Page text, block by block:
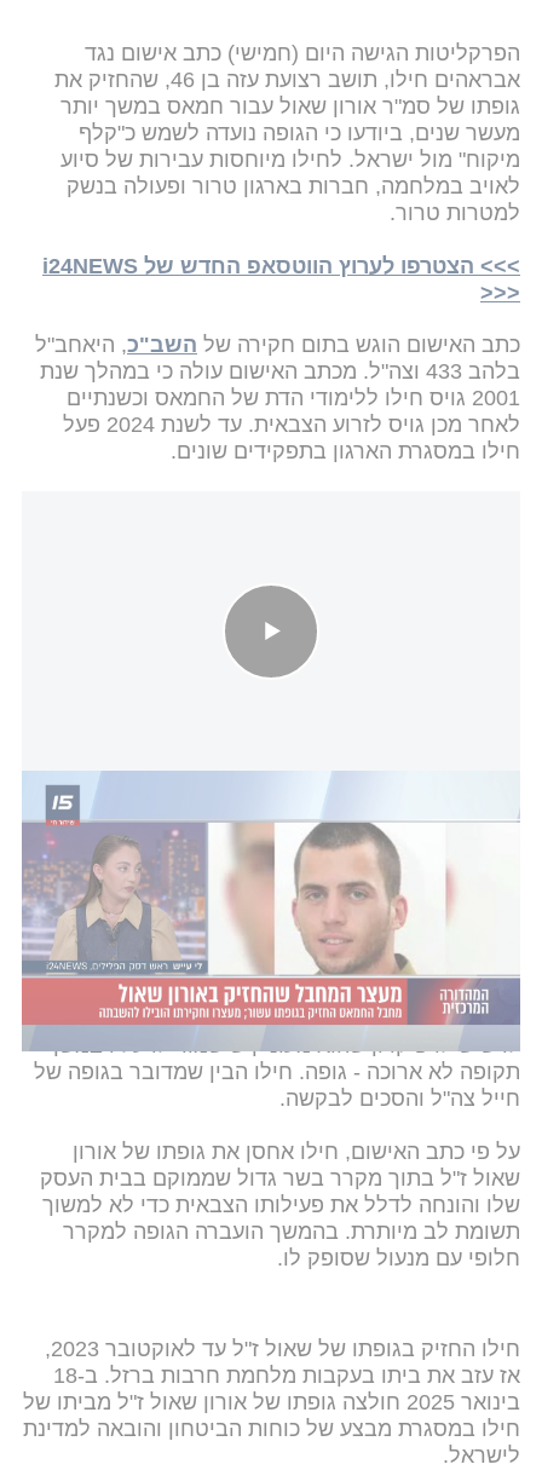
הפרקליטות הגישה היום (חמישי) כתב אישום נגד
אבראהים חילו, תושב רצועת עזה בן 46, שהחזיק את
גופתו של סמ"ר אורון שאול עבור חמאס במשך יותר
מעשר שנים, ביודעו כי הגופה נועדה לשמש כ"קלף
מיקוח" מול ישראל. לחילו מיוחסות עבירות של סיוע
לאויב במלחמה, חברות בארגון טרור ופעולה בנשק
למטרות טרור.
>>> הצטרפו לערוץ הווטסאפ החדש של i24NEWS
<<<
כתב האישום הוגש בתום חקירה של השב"כ, היאחב"ל
בלהב 433 וצה"ל. מכתב האישום עולה כי במהלך שנת
2001 גויס חילו ללימודי הדת של החמאס וכשנתיים
לאחר מכן גויס לזרוע הצבאית. עד לשנת 2024 פעל
חילו במסגרת הארגון בתפקידים שונים.
מעצר המחבל שהחזיק בגופתו של אורון שאול כעשור i24NEWS
מבצע "צוק איתן" , נכנס כוח של
גולני לפעילות מבצעית בשכונת שג'אעייה בעזה. אחד
הנגמ"שים נתקע בשל תקלה טכנית, וכשעברו החיילים
לנגמ"ש אחר נורה לעברם טיל שהביא למותם של אורון
ז"ל ו- 6 חיילים נוספים, ולפציעתם הקשה של שני חיילים
נוספים. לאחר פגיעת הטיל בנגמ"ש, הגיעו מחבלים
וחטפו את גופתו של שאול ז"ל. עוד באותו יום התקשר
אל חילו פעיל חמאס וביקש להיפגש איתו. בפגישה אמר
לו שיש לו פיקדון שהוא מעוניין שישמור לו עליו במשך
תקופה לא ארוכה - גופה. חילו הבין שמדובר בגופה של
חייל צה"ל והסכים לבקשה.
על פי כתב האישום, חילו אחסן את גופתו של אורון
שאול ז"ל בתוך מקרר בשר גדול שממוקם בבית העסק
שלו והונחה לדלל את פעילותו הצבאית כדי לא למשוך
תשומת לב מיותרת. בהמשך הועברה הגופה למקרר
חלופי עם מנעול שסופק לו.
חילו החזיק בגופתו של שאול ז"ל עד לאוקטובר 2023,
אז עזב את ביתו בעקבות מלחמת חרבות ברזל. ב-18
בינואר 2025 חולצה גופתו של אורון שאול ז"ל מביתו של
חילו במסגרת מבצע של כוחות הביטחון והובאה למדינת
לישראל.